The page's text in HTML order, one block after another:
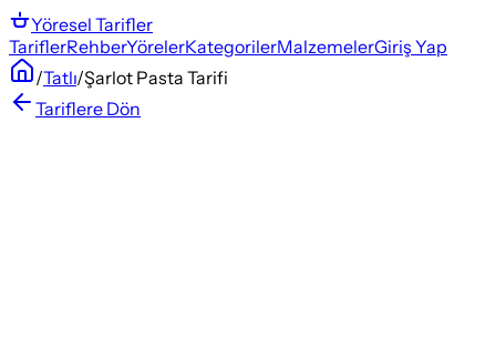
Yöresel Tarifler
TariflerRehberYörelerKategorilerMalzemelerGiriş Yap
/Tatlı/Şarlot Pasta Tarifi
Tariflere Dön